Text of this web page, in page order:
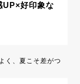
UP×好印象な